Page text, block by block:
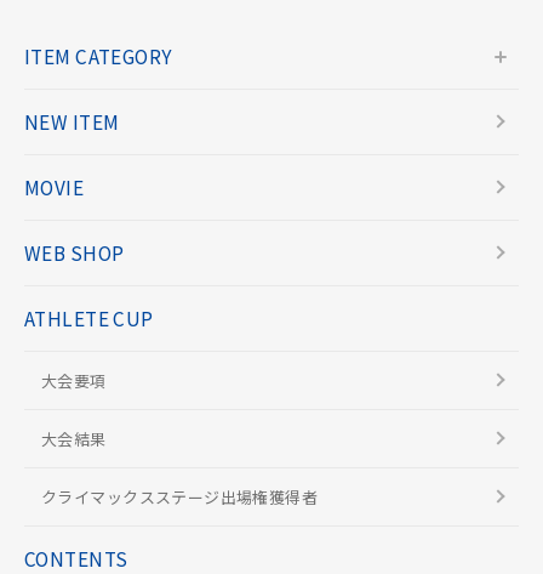
ITEM CATEGORY
NEW ITEM
MOVIE
WEB SHOP
ATHLETE CUP
大会要項
大会結果
クライマックスステージ出場権獲得者
CONTENTS